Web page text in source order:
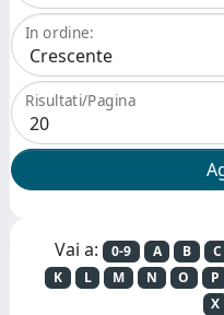
In ordine:
Risultati/Pagina
Vai a: 0-9 A B C
K
L M N O P
X